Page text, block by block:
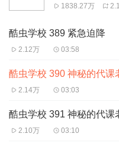
1838.27万
酷虫学校 389 紧急迫降
2.12万 03:58
酷虫学校 390 神秘的代课
2.14万 03:03
酷虫学校 391 神秘的代课
2.10万 03:10